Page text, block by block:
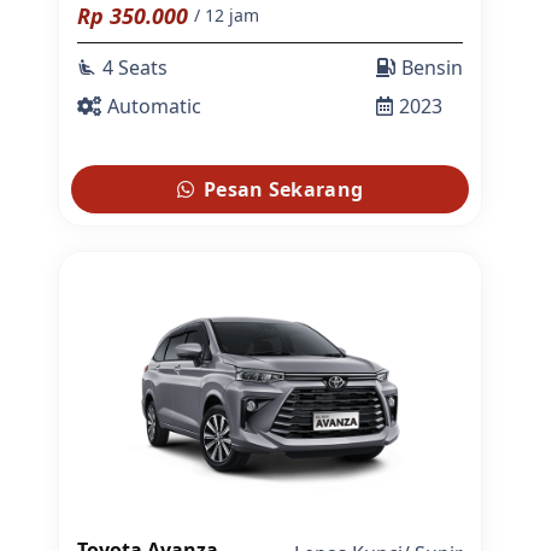
Rp 350.000 / 12 jam
airline_seat_recline_extra 4 Seats
Automatic
Bensin
2023
Pesan Sekarang